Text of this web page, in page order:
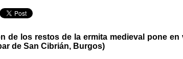
de los restos de la ermita medieval pone en
de San Cibrián, Burgos)